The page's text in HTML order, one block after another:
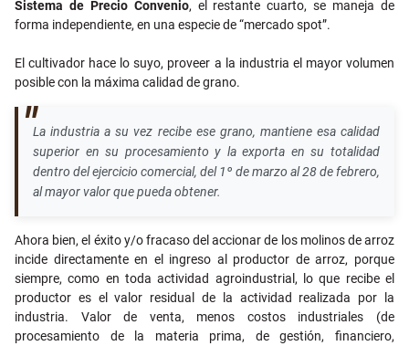
Sistema de Precio Convenio, el restante cuarto, se maneja de
forma independiente, en una especie de “mercado spot”.
El cultivador hace lo suyo, proveer a la industria el mayor volumen
posible con la máxima calidad de grano.
La industria a su vez recibe ese grano, mantiene esa calidad
superior en su procesamiento y la exporta en su totalidad
dentro del ejercicio comercial, del 1º de marzo al 28 de febrero,
al mayor valor que pueda obtener.
Ahora bien, el éxito y/o fracaso del accionar de los molinos de arroz
incide directamente en el ingreso al productor de arroz, porque
siempre, como en toda actividad agroindustrial, lo que recibe el
productor es el valor residual de la actividad realizada por la
industria. Valor de venta, menos costos industriales (de
procesamiento de la materia prima, de gestión, financiero,